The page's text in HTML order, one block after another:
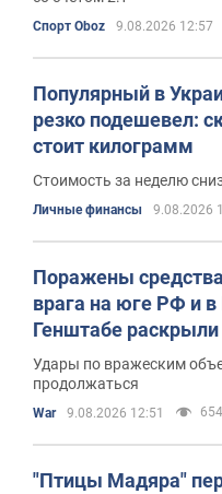
Спорт Oboz 9.08.2026 12:57
Популярный в
резко подешевел:
стоит килограмм
Стоимость за неделю
Личные финансы 9.08.2026
Поражены
врага на юге РФ и
Генштабе раскрыли
Удары по вражеским
продолжаться
War 9.08.2026 12:51 654
"Птицы Мадяра"